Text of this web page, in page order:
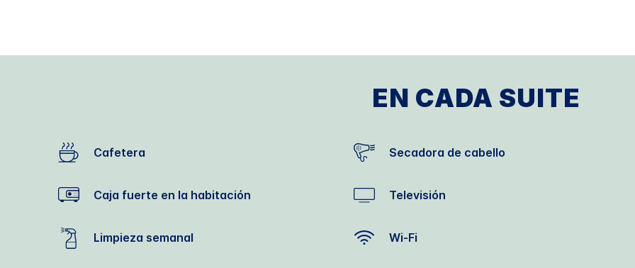
EN CADA SUITE
Cafetera Secadora de cabello
Caja fuerte en la habitación Televisión
Limpieza semanal Wi-Fi